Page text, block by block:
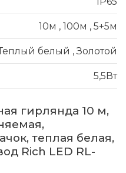
10м , 100м , 5+5м
белый ,Золотой
5,5Вт
гирлянда 10 м,
теплая белая,
Rich LED RL-